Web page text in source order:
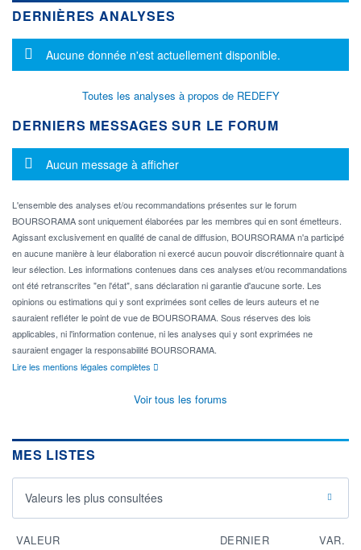
DERNIÈRES ANALYSES
Message d'information
Aucune donnée n'est actuellement disponible.
Toutes les analyses à propos de REDEFY
DERNIERS MESSAGES SUR LE FORUM
Message d'information
Aucun message à afficher
L'ensemble des analyses et/ou recommandations présentes sur le forum
BOURSORAMA sont uniquement élaborées par les membres qui en sont émetteurs.
Agissant exclusivement en qualité de canal de diffusion, BOURSORAMA n'a participé
en aucune manière à leur élaboration ni exercé aucun pouvoir discrétionnaire quant à
leur sélection. Les informations contenues dans ces analyses et/ou recommandations
ont été retranscrites "en l'état", sans déclaration ni garantie d'aucune sorte. Les
opinions ou estimations qui y sont exprimées sont celles de leurs auteurs et ne
sauraient refléter le point de vue de BOURSORAMA. Sous réserves des lois
applicables, ni l'information contenue, ni les analyses qui y sont exprimées ne
sauraient engager la responsabilité BOURSORAMA.
Lire les mentions légales complètes
Voir tous les forums
MES LISTES
Valeurs les plus consultées
VALEUR DERNIER VAR.